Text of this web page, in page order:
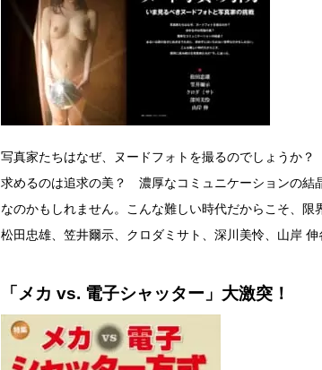
写真家たちはなぜ、ヌードフォトを撮るのでしょうか？
求めるのは追求の美？ 濃厚なコミュニケーションの
なのかもしれません。こんな難しい時代だからこそ、限
松田忠雄、笠井爾示、クロダミサト、深川美怜、山岸
「メカ vs. 電子シャッター」大激突！